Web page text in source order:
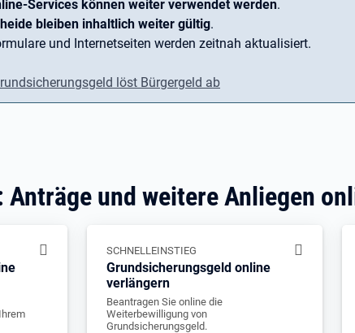
Services können weiter verwendet werden.
bleiben inhaltlich weiter gültig.
und Internetseiten werden zeitnah aktualisiert.
löst Bürgergeld ab
und weitere Anliegen
SCHNELLEINSTIEG
Grundsicherungsgeld online
verlängern
Beantragen Sie online die
Weiterbewilligung von
Grundsicherungsgeld.